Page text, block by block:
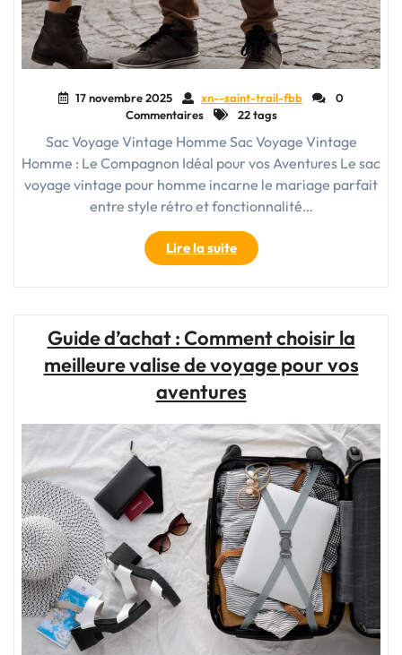
17 novembre 2025 xn--saint-trail-fbb
0
Commentaires
22 tags
Sac Voyage Vintage Homme Sac Voyage Vintage
Homme : Le Compagnon Idéal pour vos Aventures Le sac
voyage vintage pour homme incarne le mariage parfait
entre style rétro et fonctionnalité…
Lire la suite"Sac
Voyage
Vintage
L’Élégance
intemporelle
pour
vos
aventures"
Guide d’achat : Comment choisir la
meilleure valise de voyage pour vos
aventures